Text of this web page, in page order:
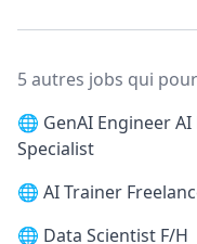
5 autres jobs qui
🌐 GenAI Engineer
Specialist
🌐 AI Trainer
🌐 Data Scientist F/H